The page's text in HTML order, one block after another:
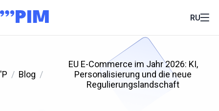
RU
'P Blog
EU E-Commerce im Jahr 2026: KI,
Personalisierung und die neue
Regulierungslandschaft